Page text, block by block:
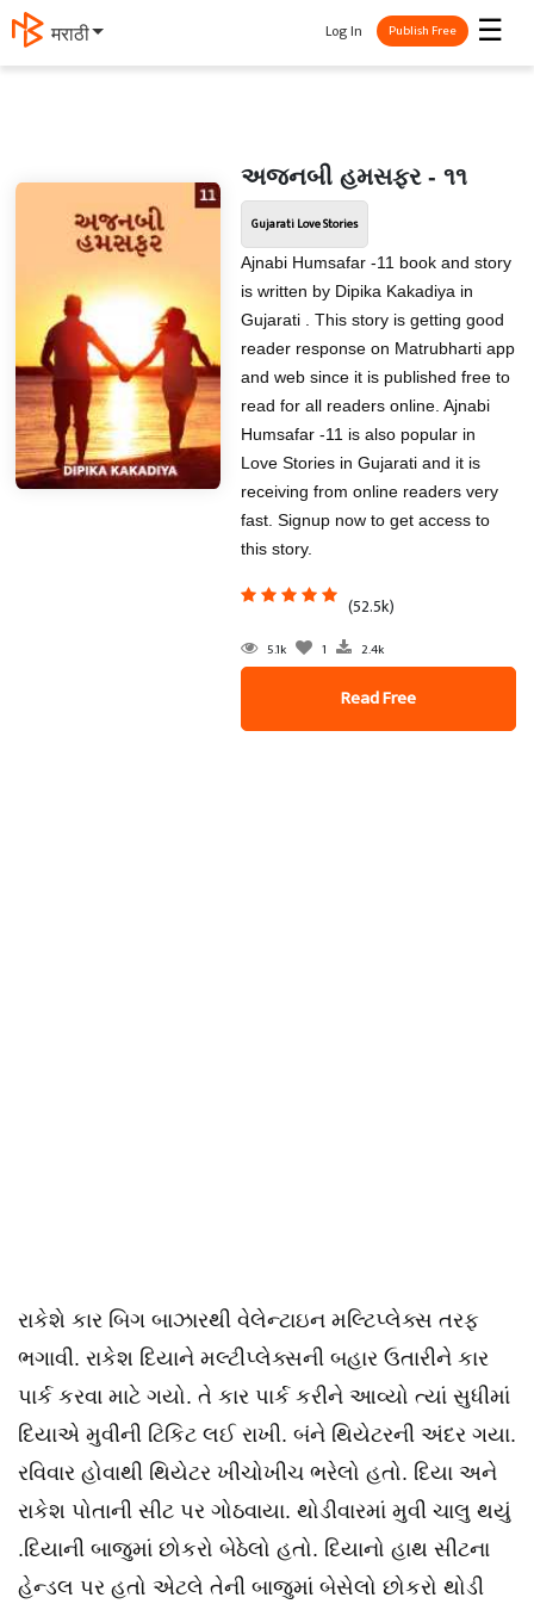
मराठी ☰
Log In Publish Free
અજનબી હમસફર - ૧૧
Gujarati Love Stories
Ajnabi Humsafar -11 book and story
is written by Dipika Kakadiya in
Gujarati . This story is getting good
reader response on Matrubharti app
and web since it is published free to
read for all readers online. Ajnabi
Humsafar -11 is also popular in
Love Stories in Gujarati and it is
receiving from online readers very
fast. Signup now to get access to
this story.
(52.5k)
5.1k 1 2.4k
Read Free
રાકેશે કાર બિગ બાઝારથી વેલેન્ટાઇન મલ્ટિપ્લેક્સ તરફ
ભગાવી. રાકેશ દિયાને મલ્ટીપ્લેક્સની બહાર ઉતારીને કાર
પાર્ક કરવા માટે ગયો. તે કાર પાર્ક કરીને આવ્યો ત્યાં સુધીમાં
દિયાએ મુવીની ટિકિટ લઈ રાખી. બંને થિયેટરની અંદર ગયા.
રવિવાર હોવાથી થિયેટર ખીચોખીચ ભરેલો હતો. દિયા અને
રાકેશ પોતાની સીટ પર ગોઠવાયા. થોડીવારમાં મુવી ચાલુ થયું
.દિયાની બાજુમાં છોકરો બેઠેલો હતો. દિયાનો હાથ સીટના
હેન્ડલ પર હતો એટલે તેની બાજુમાં બેસેલો છોકરો થોડી